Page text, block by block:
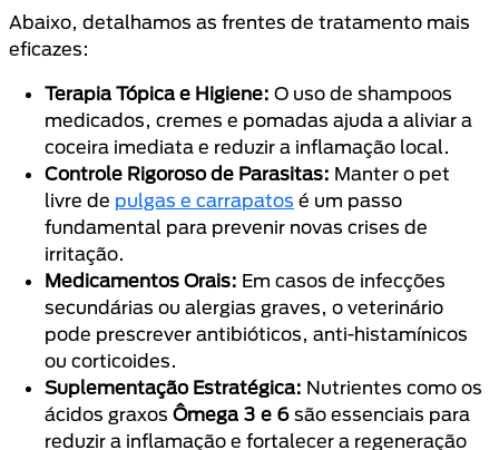
Abaixo, detalhamos as frentes de tratamento mais
eficazes:
Terapia Tópica e Higiene: O uso de shampoos
medicados, cremes e pomadas ajuda a aliviar a
coceira imediata e reduzir a inflamação local.
Controle Rigoroso de Parasitas: Manter o pet
livre de pulgas e carrapatos é um passo
fundamental para prevenir novas crises de
irritação.
Medicamentos Orais: Em casos de infecções
secundárias ou alergias graves, o veterinário
pode prescrever antibióticos, anti-histamínicos
ou corticoides.
Suplementação Estratégica: Nutrientes como os
ácidos graxos Ômega 3 e 6 são essenciais para
reduzir a inflamação e fortalecer a regeneração